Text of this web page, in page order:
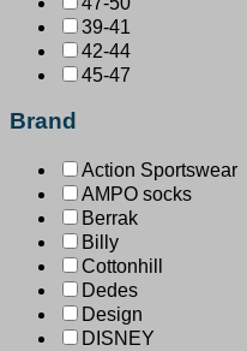
39-41
42-44
45-47
Brand
Action Sportswear
AMPO socks
Berrak
Billy
Cottonhill
Dedes
Design
DISNEY